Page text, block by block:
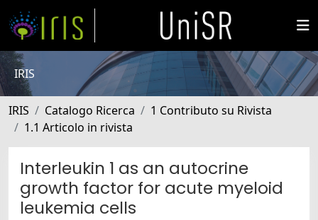
IRIS
IRIS Catalogo Ricerca
1 Contributo su Rivista
1.1 Articolo in rivista
Interleukin 1 as an autocrine
growth factor for acute myeloid
leukemia cells